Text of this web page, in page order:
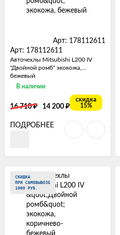
Арт: 178112611
Арт: 178112611
Авточехлы Mitsubishi L200 IV
"Двойной ромб" экокожа,
бежевый
В наличии
16 710₽ 14 200 ₽
скидка
15%
ПОДРОБНЕЕ
СКИДКА
ПРИ САМОВЫВОЗЕ
1000 РУБ.